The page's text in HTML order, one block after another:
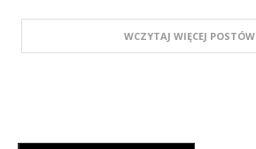
WCZYTAJ WIĘCEJ POSTÓW